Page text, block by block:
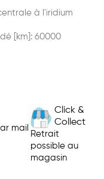
à l'iridium
[km]: 60000
mail
Click &
Collect
Retrait
possible au
magasin